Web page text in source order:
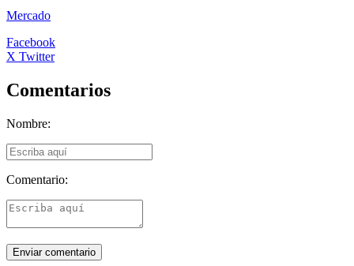
Mercado
Facebook
X Twitter
Comentarios
Nombre:
Comentario: